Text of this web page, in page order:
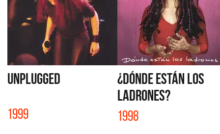
UNPLUGGED
1999
¿DÓNDE ESTÁN LOS
LADRONES?
1998